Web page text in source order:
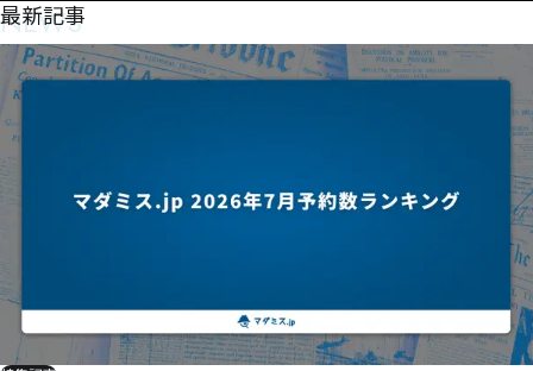
NEWS
最新記事